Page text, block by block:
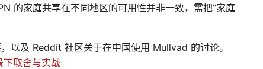
的家庭共享在不同地区的可用性并非一致，需把“家庭
以及 Reddit 社区关于在中国使用 Mullvad 的讨论。
取舍与实战